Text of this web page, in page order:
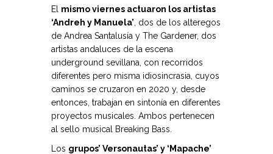
El mismo viernes actuaron los artistas
‘Andreh y Manuela’ , dos de los alteregos
de Andrea Santalusía y The Gardener, dos
artistas andaluces de la escena
underground sevillana, con recorridos
diferentes pero misma idiosincrasia, cuyos
caminos se cruzaron en 2020 y, desde
entonces, trabajan en sintonía en diferentes
proyectos musicales. Ambos pertenecen
al sello musical Breaking Bass.
Los grupos’ Versonautas’ y ‘Mapache’